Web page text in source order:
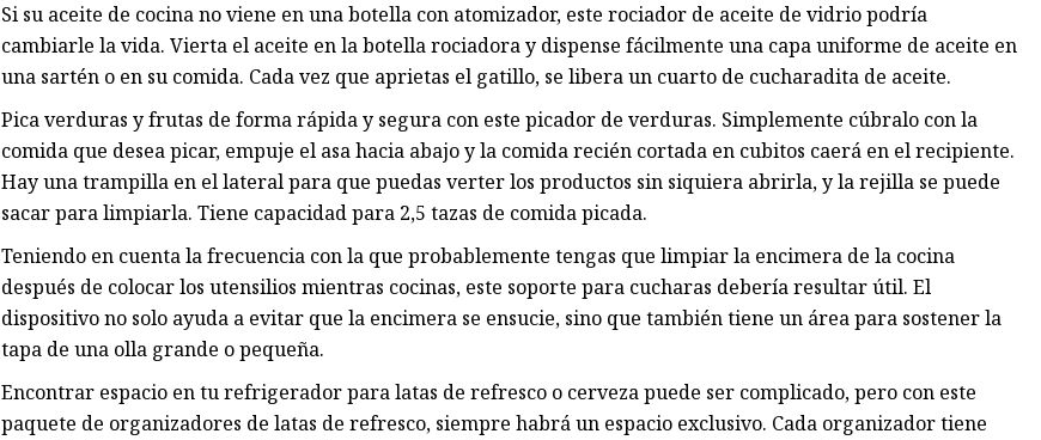
Si su aceite de cocina no viene en una botella con atomizador, este rociador de aceite de vidrio podría
cambiarle la vida. Vierta el aceite en la botella rociadora y dispense fácilmente una capa uniforme de aceite en
una sartén o en su comida. Cada vez que aprietas el gatillo, se libera un cuarto de cucharadita de aceite.
Pica verduras y frutas de forma rápida y segura con este picador de verduras. Simplemente cúbralo con la
comida que desea picar, empuje el asa hacia abajo y la comida recién cortada en cubitos caerá en el recipiente.
Hay una trampilla en el lateral para que puedas verter los productos sin siquiera abrirla, y la rejilla se puede
sacar para limpiarla. Tiene capacidad para 2,5 tazas de comida picada.
Teniendo en cuenta la frecuencia con la que probablemente tengas que limpiar la encimera de la cocina
después de colocar los utensilios mientras cocinas, este soporte para cucharas debería resultar útil. El
dispositivo no solo ayuda a evitar que la encimera se ensucie, sino que también tiene un área para sostener la
tapa de una olla grande o pequeña.
Encontrar espacio en tu refrigerador para latas de refresco o cerveza puede ser complicado, pero con este
paquete de organizadores de latas de refresco, siempre habrá un espacio exclusivo. Cada organizador tiene